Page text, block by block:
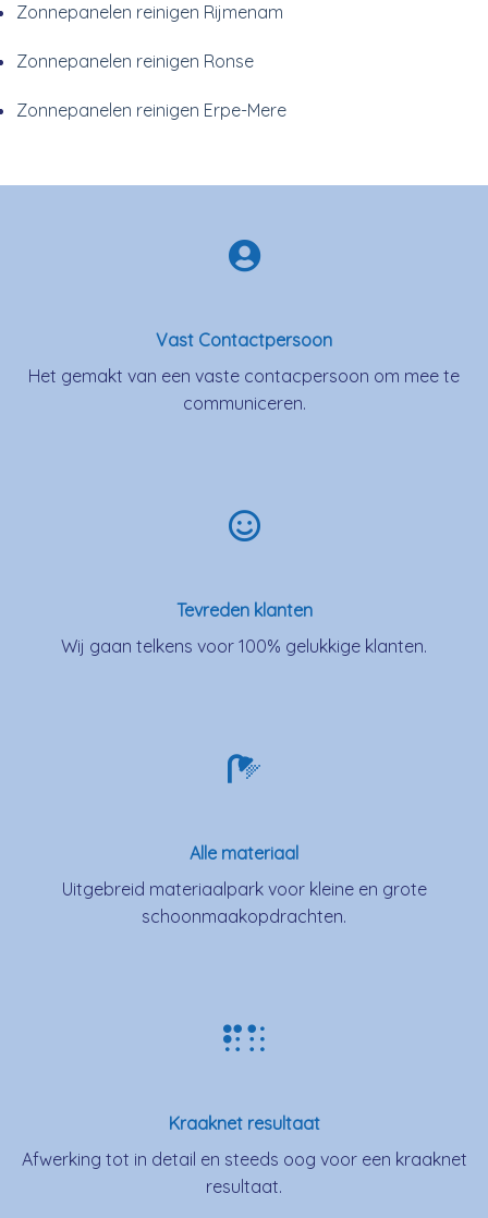
Zonnepanelen reinigen Rijmenam
Zonnepanelen reinigen Ronse
Zonnepanelen reinigen Erpe-Mere
Vast Contactpersoon
Het gemakt van een vaste contacpersoon om mee te
communiceren.
Tevreden klanten
Wij gaan telkens voor 100% gelukkige klanten.
Alle materiaal
Uitgebreid materiaalpark voor kleine en grote
schoonmaakopdrachten.
Kraaknet resultaat
Afwerking tot in detail en steeds oog voor een kraaknet
resultaat.